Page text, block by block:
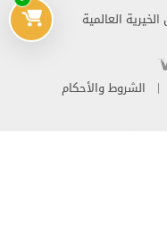
الشروط والأحكام